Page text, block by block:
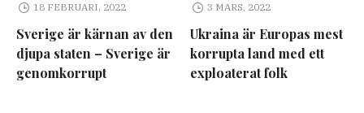
18 FEBRUARI, 2022
Sverige är kärnan av den
djupa staten – Sverige är
genomkorrupt
3 MARS, 2022
Ukraina är Europas mest
korrupta land med ett
exploaterat folk